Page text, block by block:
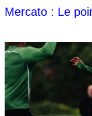
Mercato : Le